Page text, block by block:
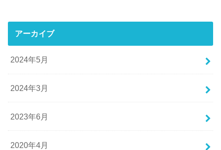
アーカイブ
2024年5月
2024年3月
2023年6月
2020年4月